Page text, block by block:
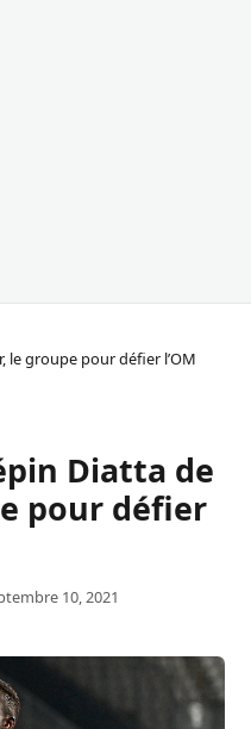
le groupe pour défier l’OM
Diatta de
pour défier
10, 2021